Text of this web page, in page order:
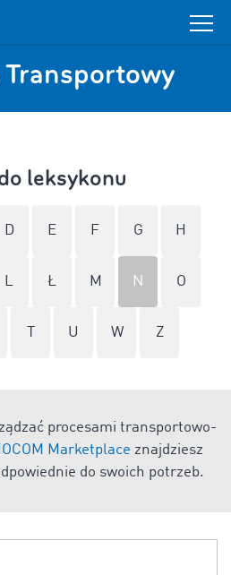
Transportowy
leksykonu
D E F G H
L Ł M N O
U W Z
procesami transportowo-
Marketplace znajdziesz
do swoich potrzeb.